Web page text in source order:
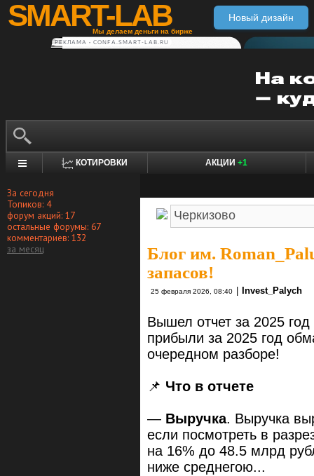
SMART-LAB
Мы делаем деньги на бирже
Новый дизайн
РЕКЛАМА • CONFA.SMART-LAB.RU
КОТИРОВКИ АКЦИИ +1
За сегодня
Топиков: 4
форум акций: 17
остальные форумы: 67
комментариев: 132
за месяц
Блог им.
запасов!
25 февраля 2026, 08:40 Invest_Palych
Вышел отчет за 2025
прибыли за 2025 год
очередном разборе!
📌 Что в отчете
— Выручка. Выручка
если посмотреть в
на 16% до 48.5 млрд
ниже среднегою...